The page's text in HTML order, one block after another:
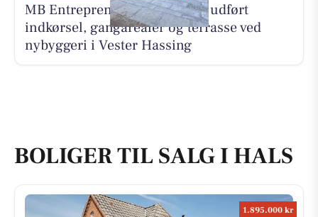
MB Entreprenør & Anlæg har udført
indkørsel, gangarealer og terrasse ved
nybyggeri i Vester Hassing
BOLIGER TIL SALG I HALS
1.895.000 kr